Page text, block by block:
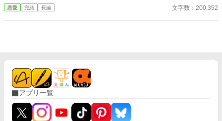
愛はないーーどころか、この結婚はレオノールが魔王討伐の褒美
にと国王に要求したものだった。 でも、王子を望んだレオノール
恋愛 完結 長編 文字数：200,352
アプリ一覧